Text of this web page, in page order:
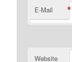
E-Mail *
Website